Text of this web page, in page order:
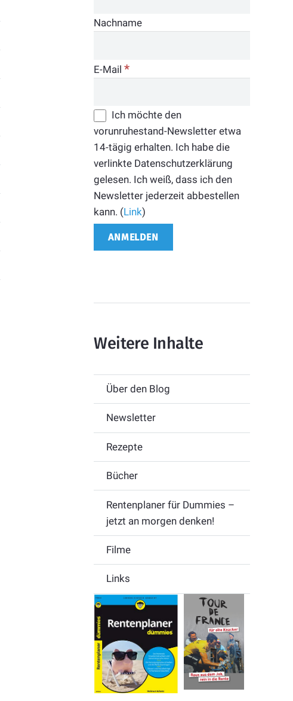
Nachname
E-Mail*
Ich möchte den
vorunruhestand-Newsletter etwa
14-tägig erhalten. Ich habe die
verlinkte Datenschutzerklärung
gelesen. Ich weiß, dass ich den
Newsletter jederzeit abbestellen
kann. (Link)
Weitere Inhalte
Über den Blog
Newsletter
Rezepte
Bücher
Rentenplaner für Dummies –
jetzt an morgen denken!
Filme
Links